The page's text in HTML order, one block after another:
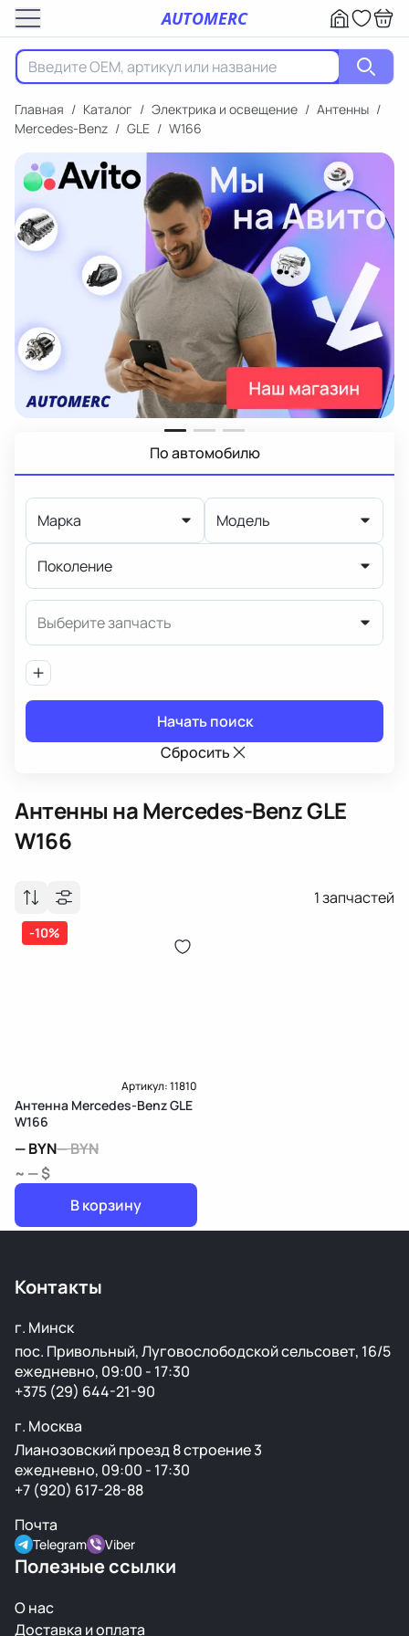
AUTOMERC
Главная / Каталог / Электрика и освещение / Антенны /
Mercedes-Benz / GLE / W166
По автомобилю
Марка Модель
Поколение
Выберите запчасть
Начать поиск
Сбросить
Антенны на Mercedes-Benz GLE
W166
1запчастей
-10%
Артикул:11810
Антенна Mercedes-Benz GLE
W166
—BYN—BYN
~ — $
В корзину
Контакты
г. Минск
пос. Привольный, Луговослободской сельсовет, 16/5
ежедневно, 09:00 - 17:30
+375 (29) 644-21-90
г. Москва
Лианозовский проезд 8 строение 3
ежедневно, 09:00 - 17:30
+7 (920) 617-28-88
Почта
Telegram Viber
Полезные ссылки
О нас
Доставка и оплата